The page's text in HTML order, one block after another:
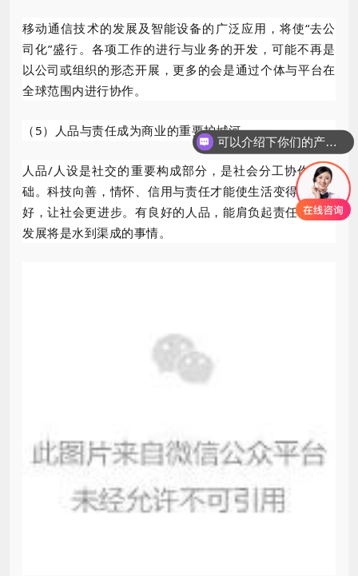
移动通信技术的发展及智能设备的广泛应用，将使“去公
司化”盛行。各项工作的进行与业务的开发，可能不再是
以公司或组织的形态开展，更多的会是通过个体与平台在
全球范围内进行协作。
（5）人品与责任成为商业的重要护城河
人品/人设是社交的重要构成部分，是社会分工协作的基
础。科技向善，情怀、信用与责任才能使生活变得更加美
好，让社会更进步。有良好的人品，能肩负起责任，商业
发展将是水到渠成的事情。
可以介绍下你们的产品么？